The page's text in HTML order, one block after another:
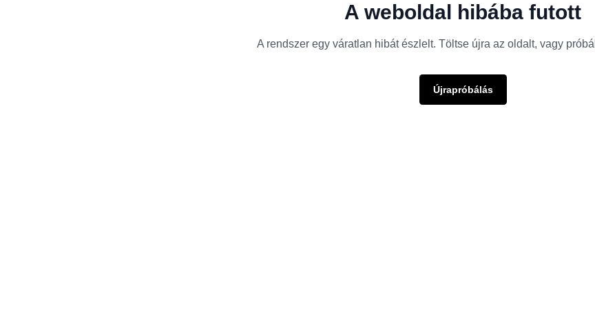
A weboldal hibába futott
A rendszer egy váratlan hibát észlelt. Töltse újra az oldalt, vagy
Újrapróbálás